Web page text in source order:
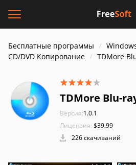
Бесплатные программы
CD/DVD Копирование
TDMore
TDMore Blu-
Версия:1.0.1
Лицензия: $39.99
226 скачиваний